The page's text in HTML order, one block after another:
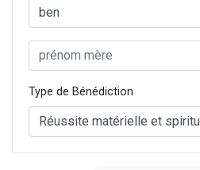
Type de Bénédiction